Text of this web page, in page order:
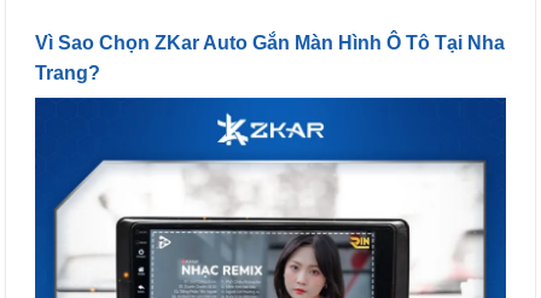
Vì Sao Chọn ZKar Auto Gắn Màn Hình Ô Tô Tại Nha
Trang?